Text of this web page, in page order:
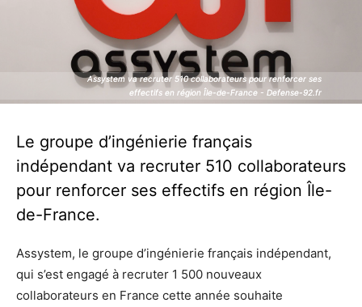
Assystem va recruter 510 collaborateurs pour renforcer ses
effectifs en région Île-de-France - Defense-92.fr
Assystem va recruter 510 collaborateurs pour renforcer ses
effectifs en région Île-de-France - Defense-92.fr
Le groupe d’ingénierie français
indépendant va recruter 510 collaborateurs
pour renforcer ses effectifs en région Île-
de-France.
Assystem, le groupe d’ingénierie français indépendant,
qui s’est engagé à recruter 1 500 nouveaux
collaborateurs en France cette année souhaite